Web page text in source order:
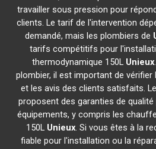
travailler sous pression pour
clients. Le tarif de l'intervention
demandé, mais les plombiers de
tarifs compétitifs pour
thermodynamique 150L Unieux
plombier, il est important de
et les avis des clients satisfaits.
proposent des garanties de
équipements, y compris les
150L Unieux. Si vous êtes à la
fiable pour l'installation ou la